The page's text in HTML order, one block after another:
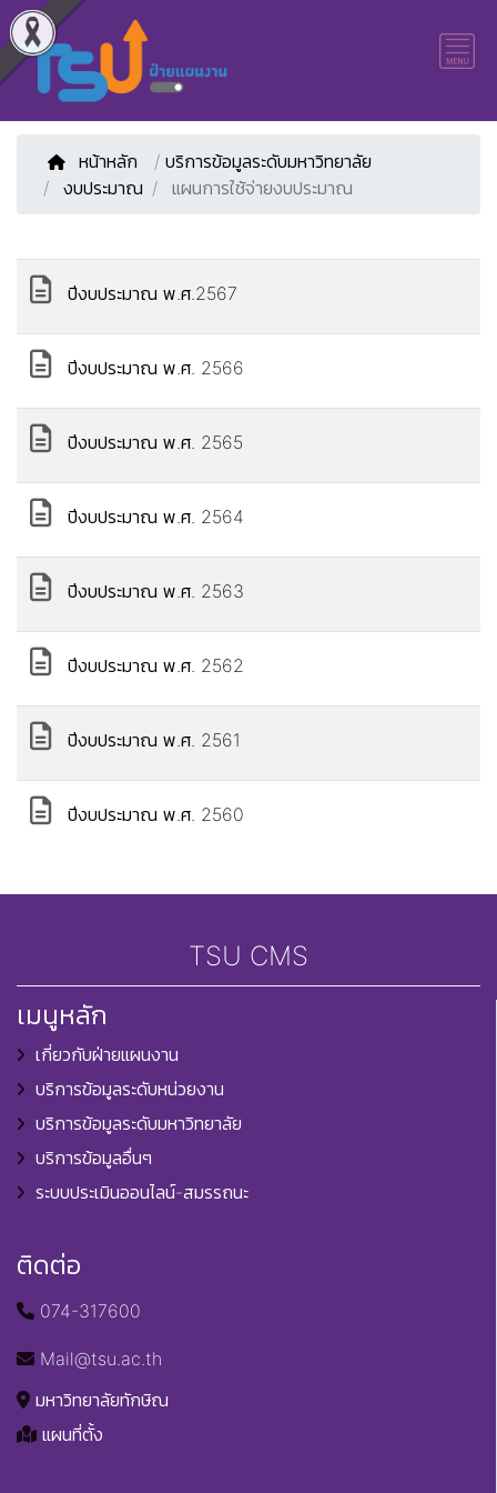
หน้าหลัก / บริการข้อมูลระดับมหาวิทยาลัย
งบประมาณ
แผนการใช้จ่ายงบประมาณ
ปีงบประมาณ พ.ศ.2567
ปีงบประมาณ พ.ศ. 2566
ปีงบประมาณ พ.ศ. 2565
ปีงบประมาณ พ.ศ. 2564
ปีงบประมาณ พ.ศ. 2563
ปีงบประมาณ พ.ศ. 2562
ปีงบประมาณ พ.ศ. 2561
ปีงบประมาณ พ.ศ. 2560
TSU CMS
เมนูหลัก
เกี่ยวกับฝ่ายแผนงาน
บริการข้อมูลระดับหน่วยงาน
บริการข้อมูลระดับมหาวิทยาลัย
บริการข้อมูลอื่นๆ
ระบบประเมินออนไลน์-สมรรถนะ
ติดต่อ
074-317600
Mail@tsu.ac.th
มหาวิทยาลัยทักษิณ
แผนที่ตั้ง